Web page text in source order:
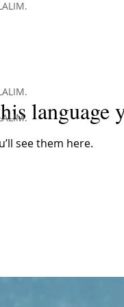
language
see them here.